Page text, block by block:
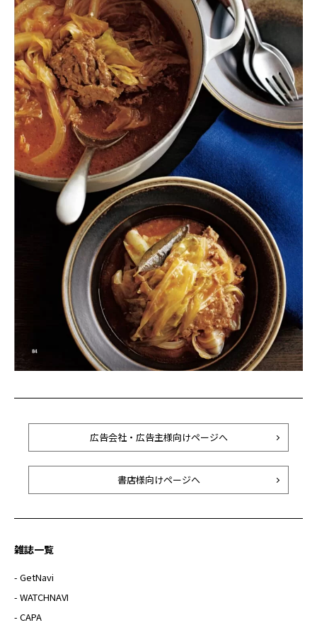
広告会社・広告主様向けページへ
書店様向けページへ
雑誌一覧
- GetNavi
- WATCHNAVI
- CAPA